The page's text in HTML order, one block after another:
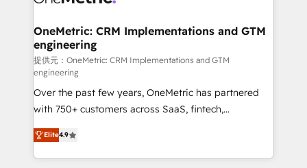
growth. Our multidisciplinary team designs solutions
that simplify complexity, boost performance, and
turn innovation into real impact. 🌍 Highlights •
HubSpot Partner since 2012 • 2022 EMEA Impact
Award: Best Integration • 150+ successful HubSpot
projects • Clients in 30+ industries • Proprietary
technology for integrations • Multilingual team:
English, Spanish, Portuguese & Italian 👉 Grow
smarter with AI and HubSpot.
OneMetric: CRM Implementations and GTM
engineering
提供元：OneMetric: CRM Implementations and GTM
engineering
Over the past few years, OneMetric has partnered
with 750+ customers across SaaS, fintech,
healthcare, real estate, and other industries. With
150+ HubSpot-certified experts, we deliver scalable
solutions to complex GTM and RevOps challenges.
Elite4.9